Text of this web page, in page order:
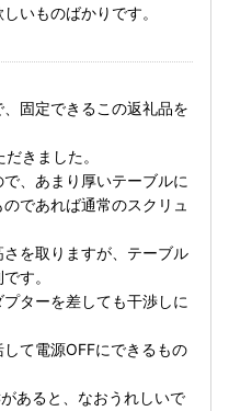
いものばかりです。
固定できるこの返礼品を
きました。
、あまり厚いテーブルに
であれば通常のスクリュ
を取りますが、テーブル
す。
ターを差しても干渉しに
て電源OFFにできるもの
あると、なおうれしいで